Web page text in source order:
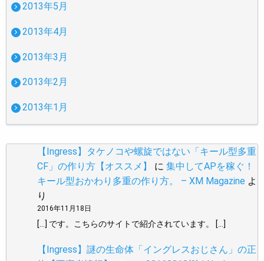
2013年5月
2013年4月
2013年3月
2013年2月
2013年1月
【Ingress】タケノコや螺旋ではない「キール型多重
CF」の作り方【オススメ】
に 集中してAPを稼ぐ！
キール型おかわり多重の作り方。 – XM Magazine よ
り
2016年11月18日
[…] です。こちらのサイトで紹介されています。 […]
【Ingress】謎の生命体「イングレスおじさん」の正